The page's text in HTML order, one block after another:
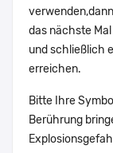
das nächste
und schließlich
erreichen.
Bitte Ihre
Berührung